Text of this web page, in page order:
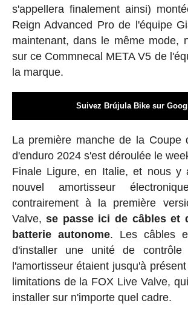
s'appellera finalement ainsi)
Reign Advanced Pro de l'équipe
maintenant, dans le même mode,
sur ce Commnecal META V5 de
la marque.
Suivez Brújula Bike sur
La première manche de la Coupe
d'enduro 2024 s'est déroulée le
Finale Ligure, en Italie, et nous y
nouvel amortisseur
contrairement à la première
Valve,se passe ici de câbles et
batterie autonome. Les câbles
d'installer une unité de contrôle
l'amortisseur étaient jusqu'à
limitations de la FOX Live Valve,
installer sur n'importe quel cadre.